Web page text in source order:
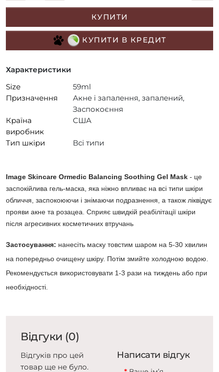
КУПИТИ
КУПИТИ В КРЕДИТ
Характеристики
Size
59ml
Призначення
Акне і запалення, запалений,
Заспокоєння
Країна
виробник
США
Тип шкіри Всі типи
Image Skincare Ormedic Balancing Soothing Gel Mask - це
заспокійлива гель-маска, яка ніжно впливає на всі типи шкіри
обличчя, заспокоюючи і знімаючи подразнення, а також ліквідує
прояви акне та розацеа. Сприяє швидкій реабілітації шкіри
після агресивних косметичних втручань
Застосування: нанесіть маску товстим шаром на 5-30 хвилин
на попередньо очищену шкіру. Потім змийте холодною водою.
Рекомендується використовувати 1-3 рази на тиждень або при
необхідності.
Відгуки (0)
Відгуків про цей
товар ще не було.
Написати відгук